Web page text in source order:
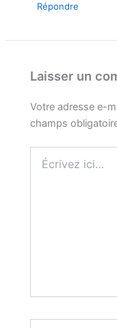
Répondre
Laisser un
Votre adresse e-
champs
ici…